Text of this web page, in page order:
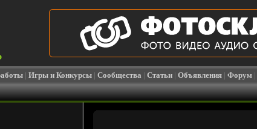
| Игры и Конкурсы | Сообщества | Статьи | Объявления | Форум |